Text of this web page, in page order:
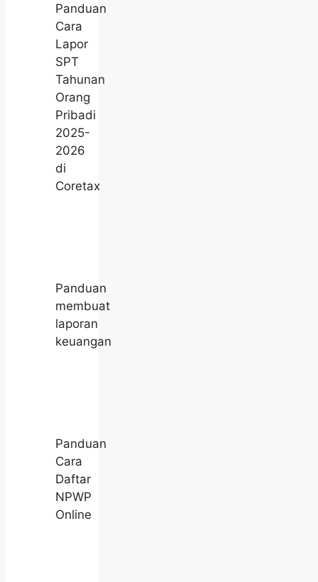
Panduan
Cara
Lapor
SPT
Tahunan
Orang
Pribadi
2025-
2026
di
Coretax
Panduan
membuat
laporan
keuangan
Panduan
Cara
Daftar
NPWP
Online